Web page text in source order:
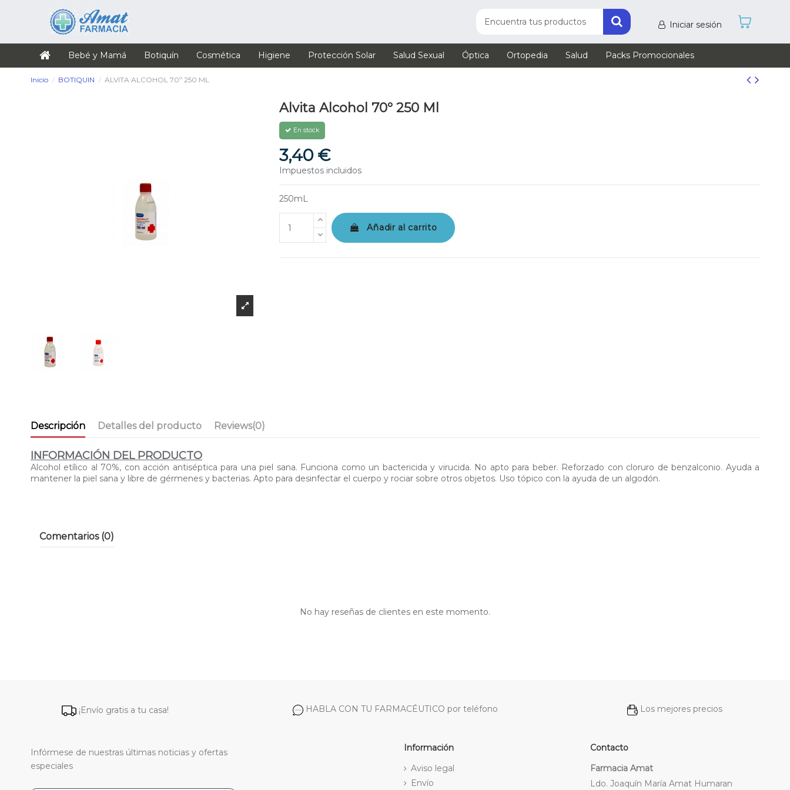
Iniciar sesión
Bebé y Mamá Botiquín Cosmética Higiene Protección Solar Salud Sexual Óptica Ortopedia Salud Packs Promocionales
Inicio BOTIQUIN ALVITA ALCOHOL 70º 250 ML
Alvita Alcohol 70º 250 Ml
En stock
3,40 €
Impuestos incluidos
250mL
Añadir al carrito
Descripción Detalles del producto Reviews(0)
INFORMACIÓN DEL PRODUCTO
Alcohol etílico al 70%, con acción antiséptica para una piel sana. Funciona como un bactericida y virucida. No apto para beber. Reforzado con cloruro de benzalconio. Ayuda a
mantener la piel sana y libre de gérmenes y bacterias. Apto para desinfectar el cuerpo y rociar sobre otros objetos. Uso tópico con la ayuda de un algodón.
Comentarios (0)
No hay reseñas de clientes en este momento.
¡Envío gratis a tu casa! HABLA CON TU FARMACÉUTICO por teléfono Los mejores precios
Infórmese de nuestras últimas noticias y ofertas
especiales
Información
Aviso legal
Envío
Contacto
Farmacia Amat
Ldo. Joaquín María Amat Humaran